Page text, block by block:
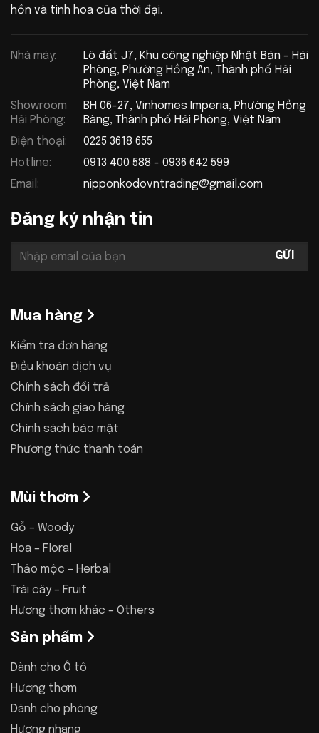
hồn và tinh hoa của thời đại.
Nhà máy:
Lô đất J7, Khu công nghiệp Nhật Bản - Hải
Phòng, Phường Hồng An, Thành phố Hải
Phòng, Việt Nam
Showroom
Hải Phòng:
BH 06-27, Vinhomes Imperia, Phường Hồng
Bàng, Thành phố Hải Phòng, Việt Nam
Điện thoại:
0225 3618 655
Hotline:
0913 400 588 - 0936 642 599
Email:
nipponkodovntrading@gmail.com
Đăng ký nhận tin
Mua hàng
Kiểm tra đơn hàng
Điều khoản dịch vụ
Chính sách đổi trả
Chính sách giao hàng
Chính sách bảo mật
Phương thức thanh toán
Mùi thơm
Gỗ – Woody
Hoa – Floral
Thảo mộc – Herbal
Trái cây – Fruit
Hương thơm khác – Others
Sản phẩm
Dành cho Ô tô
Hương thơm
Dành cho phòng
Hương nhang